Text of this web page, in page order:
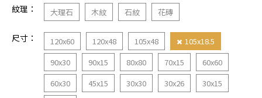
紋理： 大理石 木紋 石紋 花磚
尺寸： 120x60 120x48 105x48
105x18.5
90x30
90x15 80x80 70x15
60x60
60x30
45x15 30x30 30x26
30x15